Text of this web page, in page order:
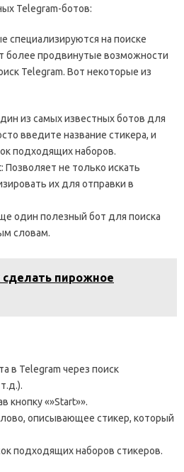
Telegram-ботов:
специализируются на поиске
более продвинутые возможности
Telegram. Вот некоторые из
из самых известных ботов для
введите название стикера, и
подходящих наборов.
Позволяет не только искать
их для отправки в
один полезный бот для поиска
словам.
сделать пирожное
в Telegram через поиск
кнопку «»Start»».
описывающее стикер, который
подходящих наборов стикеров.